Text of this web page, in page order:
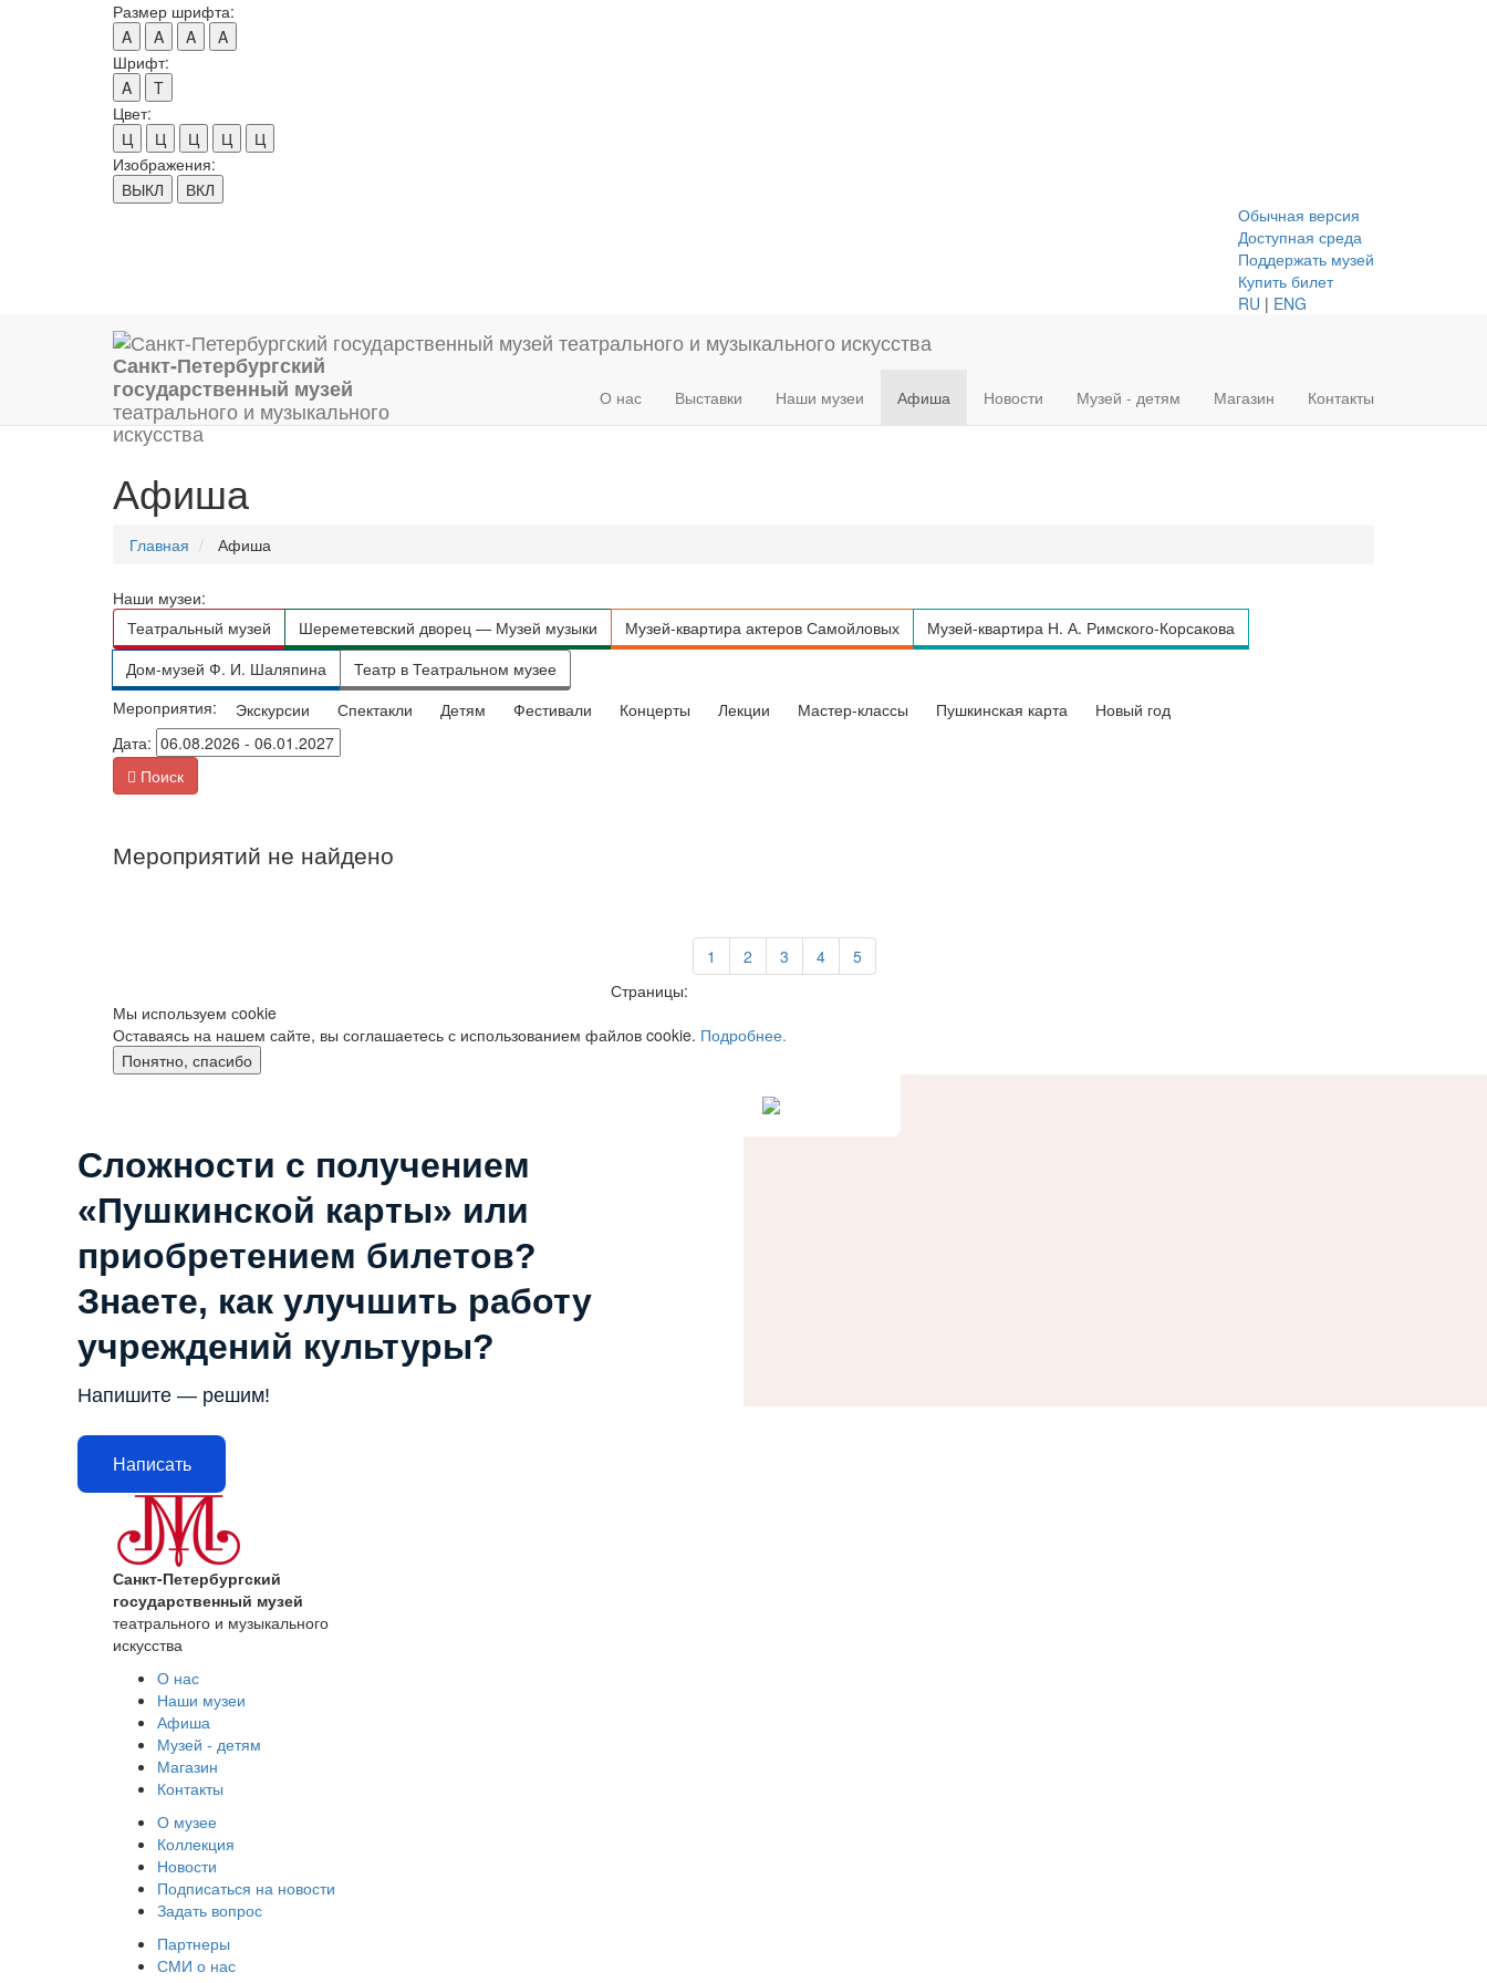
Размер шрифта:
A
A A
A
Шрифт:
A
T
Цвет:
Ц
Ц Ц Ц
Ц
Изображения:
ВЫКЛ
ВКЛ
Обычная версия
Доступная среда
Поддержать музей
Купить билет
RU | ENG
Санкт-Петербургский
государственный музей
театрального и музыкального
искусства
О нас Выставки Наши музеи Афиша Новости Музей - детям Магазин Контакты
Афиша
Главная Афиша
Наши музеи:
Театральный музей
Шереметевский дворец — Музей музыки Музей-квартира актеров Самойловых
Музей-квартира Н. А. Римского-Корсакова
Дом-музей Ф. И. Шаляпина
Театр в Театральном музее
Мероприятия:
Экскурсии Спектакли Детям Фестивали Концерты Лекции Мастер-классы Пушкинская карта
Новый год
Дата:
Поиск
Мероприятий не найдено
Страницы:
1 2 3 4 5
Мы используем сookie
Оставаясь на нашем сайте, вы соглашаетесь с использованием файлов cookie. Подробнее.
Понятно, спасибо
Сложности с получением
«Пушкинской карты» или
приобретением билетов?
Знаете, как улучшить работу
учреждений культуры?
Напишите — решим!
Написать
Санкт-Петербургский
государственный музей
театрального и музыкального
искусства
О нас
Наши музеи
Афиша
Музей - детям
Магазин
Контакты
О музее
Коллекция
Новости
Подписаться на новости
Задать вопрос
Партнеры
СМИ о нас